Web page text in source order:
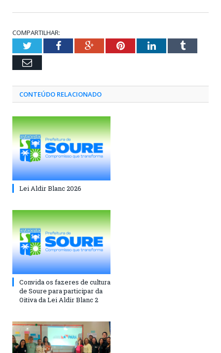
COMPARTILHAR:
TwitterFacebookGoogle+PinterestLinkedInTumblr
Email
CONTEÚDO RELACIONADO
Lei Aldir Blanc 2026
Convida os fazeres de cultura
de Soure para participar da
Oitiva da Lei Aldir Blanc 2